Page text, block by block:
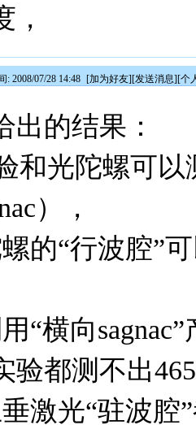
，
: 2008/07/28 14:48 [加为好友][发送消息][个
出的结果：
和光陀螺可以
），
的“行波腔”
“横向
验都测不出
激光“驻波腔